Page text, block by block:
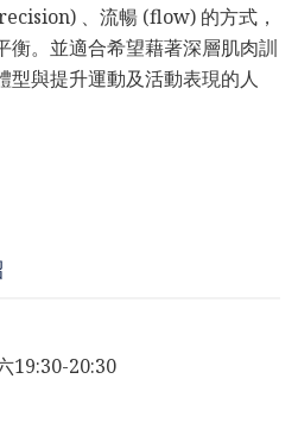
、流暢 (flow) 的方式，
衡。並適合希望藉著深層肌肉訓
型與提升運動及活動表現的人
19:30-20:30